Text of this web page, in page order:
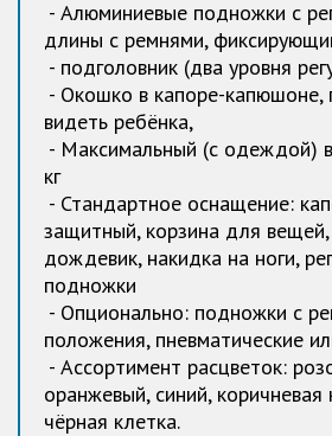
- Алюминиевые подножки с
длины с ремнями,
- подголовник (два уровня
- Окошко в капоре-
видеть ребёнка,
- Максимальный (с одеждой)
кг
- Стандартное оснащение:
защитный, корзина для вещей,
дождевик, накидка на ноги,
подножки
- Опционально: подножки с
положения, пневматические
- Ассортимент расцветок:
оранжевый, синий, коричневая
чёрная клетка.